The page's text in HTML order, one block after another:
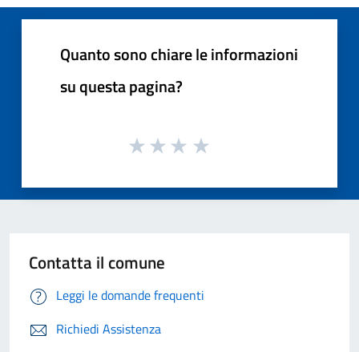
Quanto sono chiare le informazioni
su questa pagina?
Contatta il comune
Leggi le domande frequenti
Richiedi Assistenza